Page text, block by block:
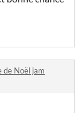
de Noël jam